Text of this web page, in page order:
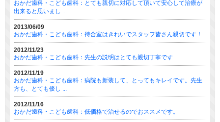
おかだ歯科・こども歯科：とても親切に対応して頂いて安心して治療が
出来ると思いまし ...
2013/06/09
おかだ歯科・こども歯科：待合室はきれいでスタッフ皆さん親切です！
2012/11/23
おかだ歯科・こども歯科：先生の説明はとても親切丁寧です
2012/11/19
おかだ歯科・こども歯科：病院も新装して、とってもキレイです。先生
方も、とても優し ...
2012/11/16
おかだ歯科・こども歯科：低価格で治せるのでおススメです。